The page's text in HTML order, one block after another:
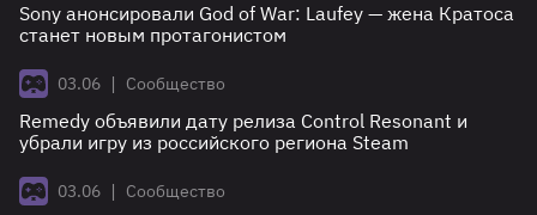
Sony анонсировали God of War: Laufey — жена Кратоса
станет новым протагонистом
03.06 | Сообщество
Remedy объявили дату релиза Control Resonant и
убрали игру из российского региона Steam
03.06 | Сообщество